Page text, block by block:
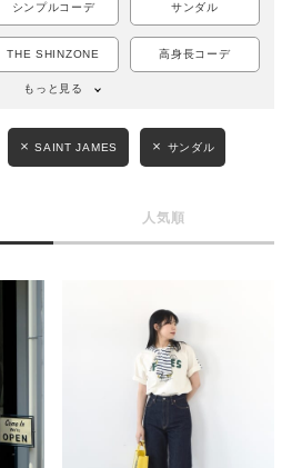
KIDS
シンプルコーデ サンダル
THE SHINZONE 高身長コーデ
もっと見る
SAINT JAMES サンダル
人気順